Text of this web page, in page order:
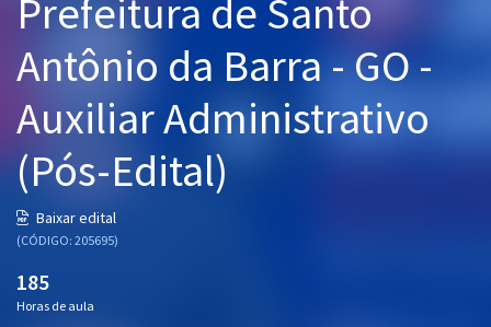
Cursos 20% OFF
Pós
Graduação
OAB
Conteúdo gratuito
Prefeitura de Santo
Antônio da Barra - GO -
Auxiliar Administrativo
(Pós-Edital)
Baixar edital
(CÓDIGO: 205695)
185
Horas de aula